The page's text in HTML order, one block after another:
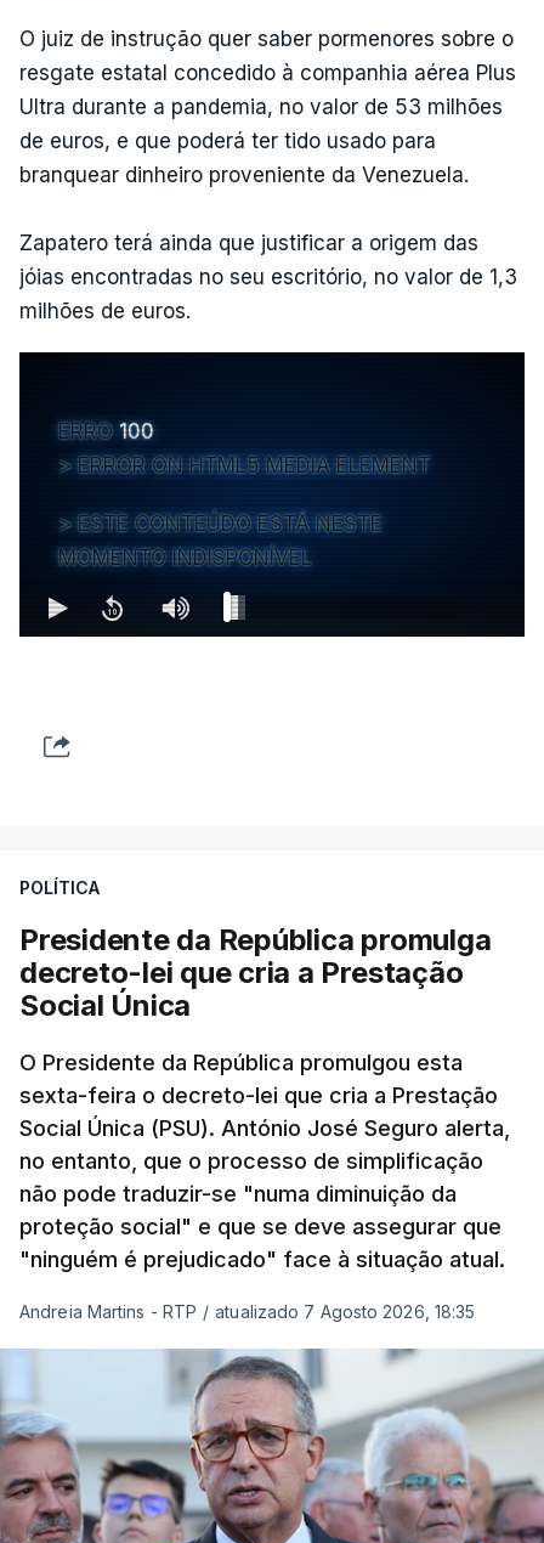
O juiz de instrução quer saber pormenores sobre o
resgate estatal concedido à companhia aérea Plus
Ultra durante a pandemia, no valor de 53 milhões
de euros, e que poderá ter tido usado para
branquear dinheiro proveniente da Venezuela.
Zapatero terá ainda que justificar a origem das
jóias encontradas no seu escritório, no valor de 1,3
milhões de euros.
ERRO 100
ERROR ON HTML5 MEDIA ELEMENT
ESTE CONTEÚDO ESTÁ NESTE
MOMENTO INDISPONÍVEL
POLÍTICA
Presidente da República promulga
decreto-lei que cria a Prestação
Social Única
O Presidente da República promulgou esta
sexta-feira o decreto-lei que cria a Prestação
Social Única (PSU). António José Seguro alerta,
no entanto, que o processo de simplificação
não pode traduzir-se "numa diminuição da
proteção social" e que se deve assegurar que
"ninguém é prejudicado" face à situação atual.
Andreia Martins - RTP / atualizado 7 Agosto 2026, 18:35